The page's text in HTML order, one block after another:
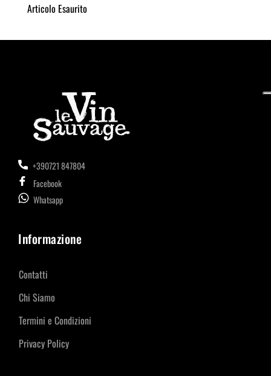
Articolo Esaurito
+390721 847804
Facebook
Whatsapp
Informazione
Contatti
Chi Siamo
Termini e Condizioni
Privacy Policy